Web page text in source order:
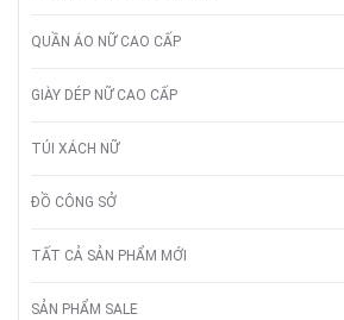
QUẦN ÁO NỮ CAO CẤP
GIÀY DÉP NỮ CAO CẤP
TÚI XÁCH NỮ
ĐỒ CÔNG SỞ
TẤT CẢ SẢN PHẨM MỚI
SẢN PHẨM SALE